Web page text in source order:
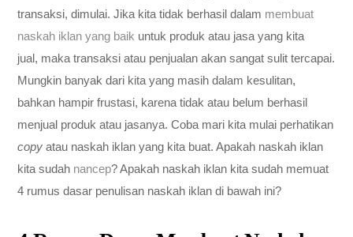
transaksi, dimulai. Jika kita tidak berhasil dalam membuat
naskah iklan yang baik untuk produk atau jasa yang kita
jual, maka transaksi atau penjualan akan sangat sulit tercapai.
Mungkin banyak dari kita yang masih dalam kesulitan,
bahkan hampir frustasi, karena tidak atau belum berhasil
menjual produk atau jasanya. Coba mari kita mulai perhatikan
copy atau naskah iklan yang kita buat. Apakah naskah iklan
kita sudah nancep? Apakah naskah iklan kita sudah memuat
4 rumus dasar penulisan naskah iklan di bawah ini?